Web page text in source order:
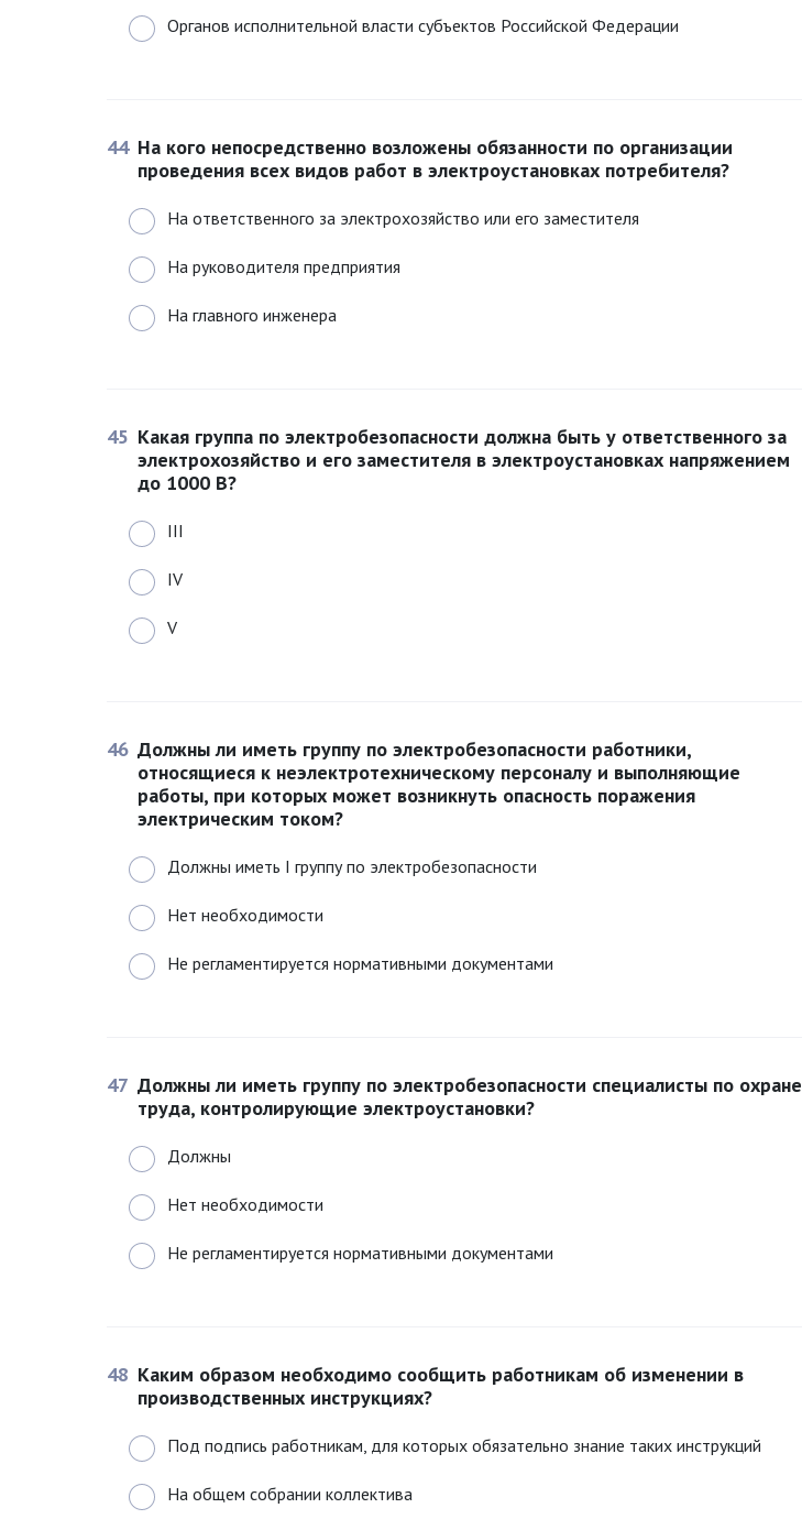
Органов исполнительной власти субъектов Российской Федерации
44 На кого непосредственно возложены обязанности по организации
проведения всех видов работ в электроустановках потребителя?
На ответственного за электрохозяйство или его заместителя
На руководителя предприятия
На главного инженера
45 Какая группа по электробезопасности должна быть у ответственного за
электрохозяйство и его заместителя в электроустановках напряжением
до 1000 В?
III
IV
V
46 Должны ли иметь группу по электробезопасности работники,
относящиеся к неэлектротехническому персоналу и выполняющие
работы, при которых может возникнуть опасность поражения
электрическим током?
Должны иметь I группу по электробезопасности
Нет необходимости
Не регламентируется нормативными документами
47 Должны ли иметь группу по электробезопасности специалисты по охране
труда, контролирующие электроустановки?
Должны
Нет необходимости
Не регламентируется нормативными документами
48 Каким образом необходимо сообщить работникам об изменении в
производственных инструкциях?
Под подпись работникам, для которых обязательно знание таких инструкций
На общем собрании коллектива